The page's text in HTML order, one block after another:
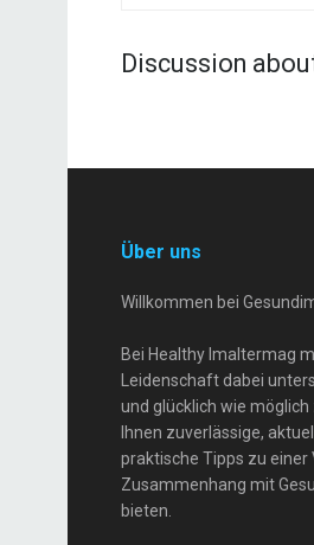
Discussion
Über uns
Willkommen bei
Bei Healthy Imaltermag
Leidenschaft dabei
und glücklich wie möglich
Ihnen zuverlässige,
praktische Tipps zu
Zusammenhang mit
bieten.